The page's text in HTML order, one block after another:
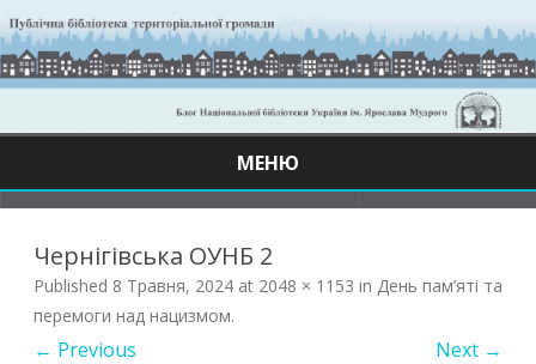
МЕНЮ
Чернігівська ОУНБ 2
Published 8 Травня, 2024 at 2048 × 1153 in День пам’яті та
перемоги над нацизмом.
← Previous Next →